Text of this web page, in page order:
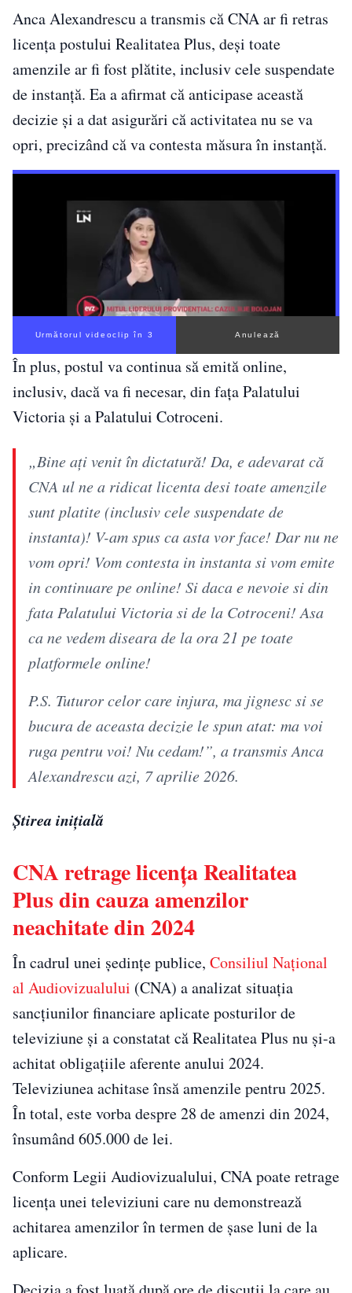
Anca Alexandrescu a transmis că CNA ar fi retras
licența postului Realitatea Plus, deși toate
amenzile ar fi fost plătite, inclusiv cele suspendate
de instanță. Ea a afirmat că anticipase această
decizie și a dat asigurări că activitatea nu se va
opri, precizând că va contesta măsura în instanță.
Următorul videoclip în 2 Anulează
În plus, postul va continua să emită online,
inclusiv, dacă va fi necesar, din fața Palatului
Victoria și a Palatului Cotroceni.
„Bine ați venit în dictatură! Da, e adevarat că
CNA ul ne a ridicat licenta desi toate amenzile
sunt platite (inclusiv cele suspendate de
instanta)! V-am spus ca asta vor face! Dar nu ne
vom opri! Vom contesta in instanta si vom emite
in continuare pe online! Si daca e nevoie si din
fata Palatului Victoria si de la Cotroceni! Asa
ca ne vedem diseara de la ora 21 pe toate
platformele online!
P.S. Tuturor celor care injura, ma jignesc si se
bucura de aceasta decizie le spun atat: ma voi
ruga pentru voi! Nu cedam!”, a transmis Anca
Alexandrescu azi, 7 aprilie 2026.
Știrea inițială
CNA retrage licența Realitatea
Plus din cauza amenzilor
neachitate din 2024
În cadrul unei ședințe publice, Consiliul Național
al Audiovizualului (CNA) a analizat situația
sancțiunilor financiare aplicate posturilor de
televiziune și a constatat că Realitatea Plus nu și-a
achitat obligațiile aferente anului 2024.
Televiziunea achitase însă amenzile pentru 2025.
În total, este vorba despre 28 de amenzi din 2024,
însumând 605.000 de lei.
Conform Legii Audiovizualului, CNA poate retrage
licența unei televiziuni care nu demonstrează
achitarea amenzilor în termen de șase luni de la
aplicare.